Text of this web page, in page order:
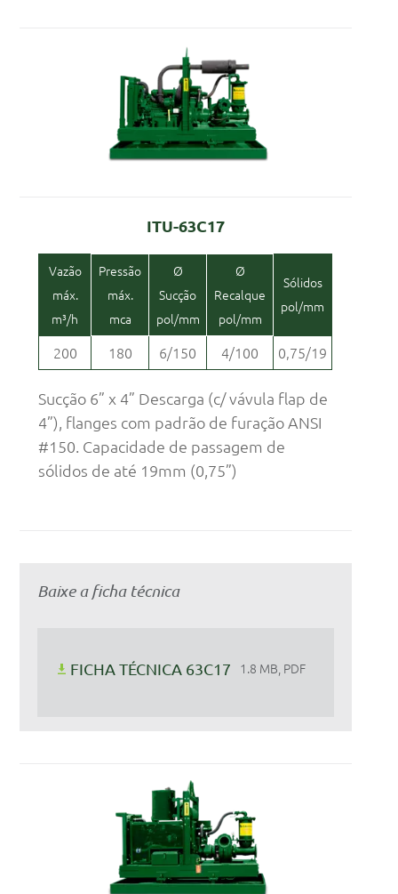
ITU-63C17
Vazão
máx.
m³/h
Pressão
máx.
mca
Ø
Sucção
pol/mm
Ø
Recalque
pol/mm
Sólidos
pol/mm
200 180 6/150 4/100 0,75/19
Sucção 6” x 4” Descarga (c/ vávula flap de
4”), flanges com padrão de furação ANSI
#150. Capacidade de passagem de
sólidos de até 19mm (0,75”)
Baixe a ficha técnica
FICHA TÉCNICA 63C17 1.8 MB, PDF